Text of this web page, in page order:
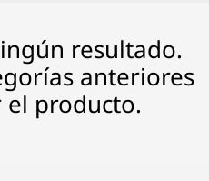
resultado.
anteriores
el producto.